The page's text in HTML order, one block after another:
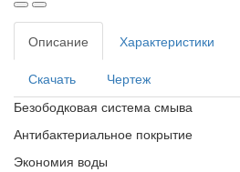
Описание Характеристики
Скачать
Чертеж
Безободковая система смыва
Антибактериальное покрытие
Экономия воды